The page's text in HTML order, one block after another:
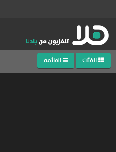
الفئات القائمة